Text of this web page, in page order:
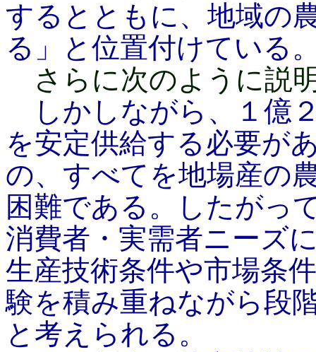
するとともに、地域の
る」と位置付けている
さらに次のように説
しかしながら、１億
を安定供給する必要が
の、すべてを地場産の
困難である。したがっ
消費者・実需者ニーズ
生産技術条件や市場条
験を積み重ねながら段
と考えられる。